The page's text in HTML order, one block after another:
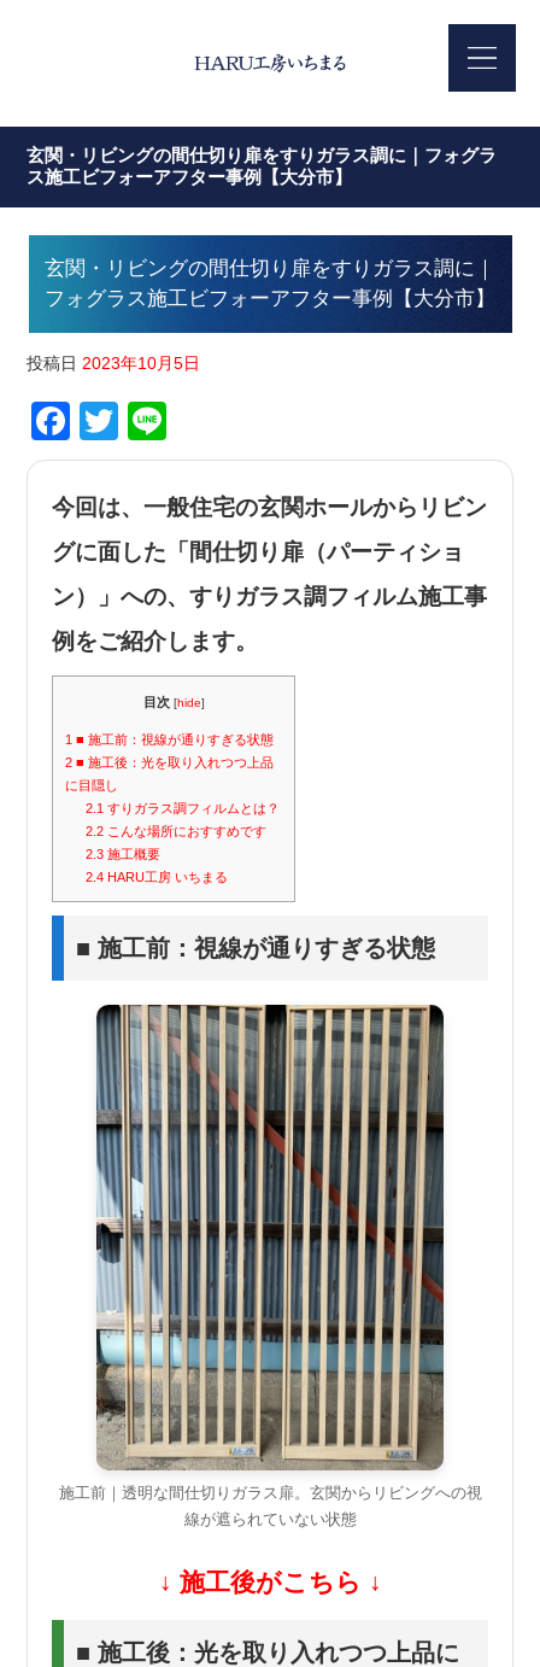
玄関・リビングの間仕切り扉をすりガラス調に｜フォグラ
ス施工ビフォーアフター事例【大分市】
玄関・リビングの間仕切り扉をすりガラス調に｜
フォグラス施工ビフォーアフター事例【大分市】
投稿日 2023年10月5日
Facebook
Twitter
今回は、一般住宅の玄関ホールからリビン
グに面した「間仕切り扉（パーティショ
ン）」への、すりガラス調フィルム施工事
例をご紹介します。
目次 [hide]
1 ■ 施工前：視線が通りすぎる状態
2 ■ 施工後：光を取り入れつつ上品
に目隠し
2.1 すりガラス調フィルムとは？
2.2 こんな場所におすすめです
2.3 施工概要
2.4 HARU工房 いちまる
■ 施工前：視線が通りすぎる状態
施工前｜透明な間仕切りガラス扉。玄関からリビングへの視
線が遮られていない状態
↓ 施工後がこちら ↓
■ 施工後：光を取り入れつつ上品に